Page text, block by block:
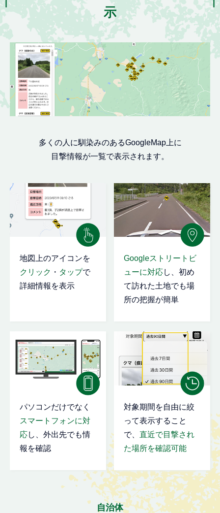
示
多くの人に馴染みのあるGoogleMap上に
目撃情報が一覧で表示されます。
地図上のアイコンを
クリック ・ タップで
詳細情報を表示
Googleストリートビ
ューに対応し、初め
て訪れた土地でも場
所の把握が簡単
パソコンだけでなく
スマートフォンに対
応し、外出先でも情
報を確認
対象期間を自由に絞
って表示すること
で、直近で目撃され
た場所を確認可能
自治体